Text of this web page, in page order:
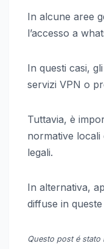
In alcune aree
l’accesso a
In questi casi,
servizi VPN o
Tuttavia, è
normative locali
legali.
In alternativa,
diffuse in
Questo post é stato